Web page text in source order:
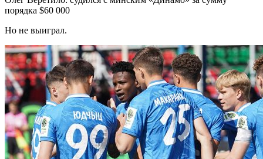
порядка $60 000
Но не выиграл.